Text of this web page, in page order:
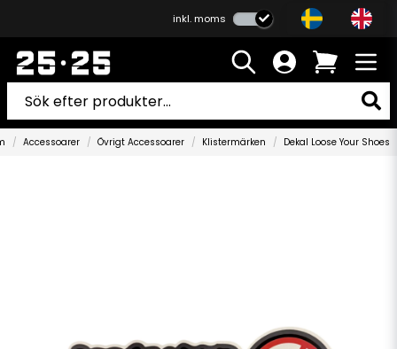
inkl. moms
Accessoarer Övrigt Accessoarer Klistermärken Dekal Loose Your Shoes